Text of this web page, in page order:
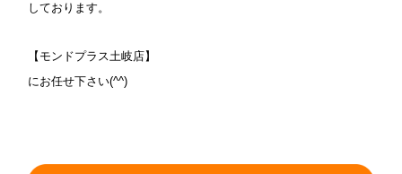
しております。
【モンドプラス土岐店】
にお任せ下さい(^^)